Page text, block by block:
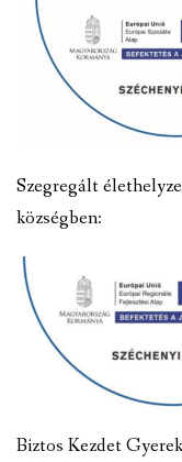
Szegregált
községben:
Biztos Kezdet